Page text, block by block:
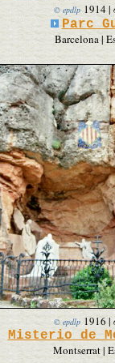
© epdlp 1914|
Parc
Barcelona |
© epdlp 1916 |
Misterio de
Montserrat |